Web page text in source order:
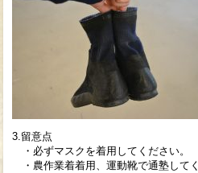
3.留意点
・必ずマスクを着用してください。
・農作業着着用、運動靴で通塾してく